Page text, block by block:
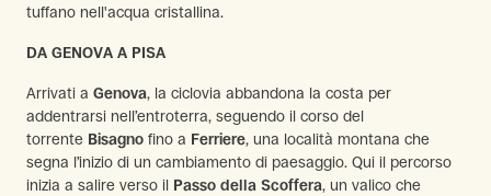
tuffano nell'acqua cristallina.
DA GENOVA A PISA
Arrivati a Genova, la ciclovia abbandona la costa per
addentrarsi nell’entroterra, seguendo il corso del
torrente Bisagno fino a Ferriere, una località montana che
segna l’inizio di un cambiamento di paesaggio. Qui il percorso
inizia a salire verso il Passo della Scoffera, un valico che